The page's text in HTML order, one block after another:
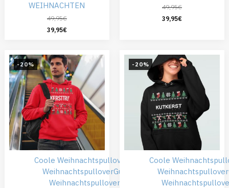
WEIHNACHTEN
49,95€
39,95€
49,95€
39,95€
-20%
Coole Weihnachtspullover
Falsche
WeihnachtspulloverGünstiger
Weihnachtspullover
-20%
Coole
Weihnachtspullover